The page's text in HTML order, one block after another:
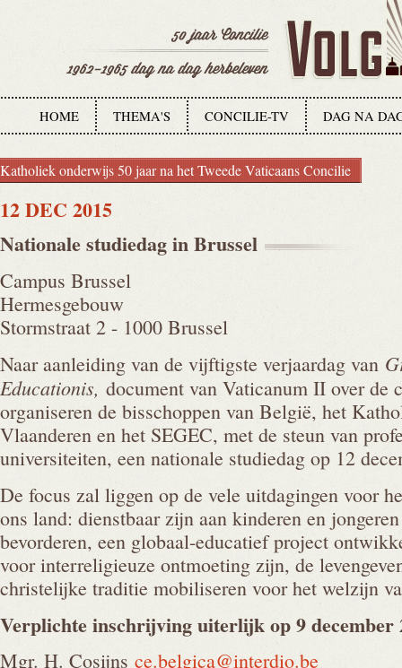
HOME THEMA'S CONCILIE-TV DAG NA
Katholiek onderwijs 50 jaar na het Tweede Vaticaans Concilie
12 DEC 2015
Nationale studiedag inBrussel
Campus Brussel
Hermesgebouw
Stormstraat 2 - 1000 Brussel
Naar aanleiding van de vijftigste verjaardag van
Educationis, document van Vaticanum II over de
organiseren de bisschoppen van België, het
Vlaanderen en het SEGEC, met de steun van
universiteiten, een nationale studiedag op 12
De focus zal liggen op de vele uitdagingen voor
ons land: dienstbaar zijn aan kinderen en
bevorderen, een globaal-educatief project
voor interreligieuze ontmoeting zijn, de
christelijke traditie mobiliseren voor het welzijn
Verplichte inschrijving uiterlijk op 9 december
Mgr. H. Cosijns ce.belgica@interdio.be